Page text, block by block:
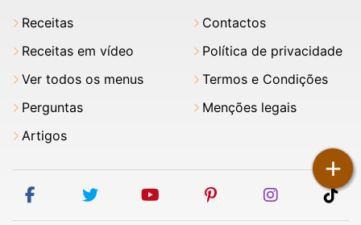
+
Receitas
Receitas em vídeo
Ver todos os menus
Perguntas
Artigos
Contactos
Política de privacidade
Termos e Condições
Menções legais
facebooktwitter youtubepinterestinstagram